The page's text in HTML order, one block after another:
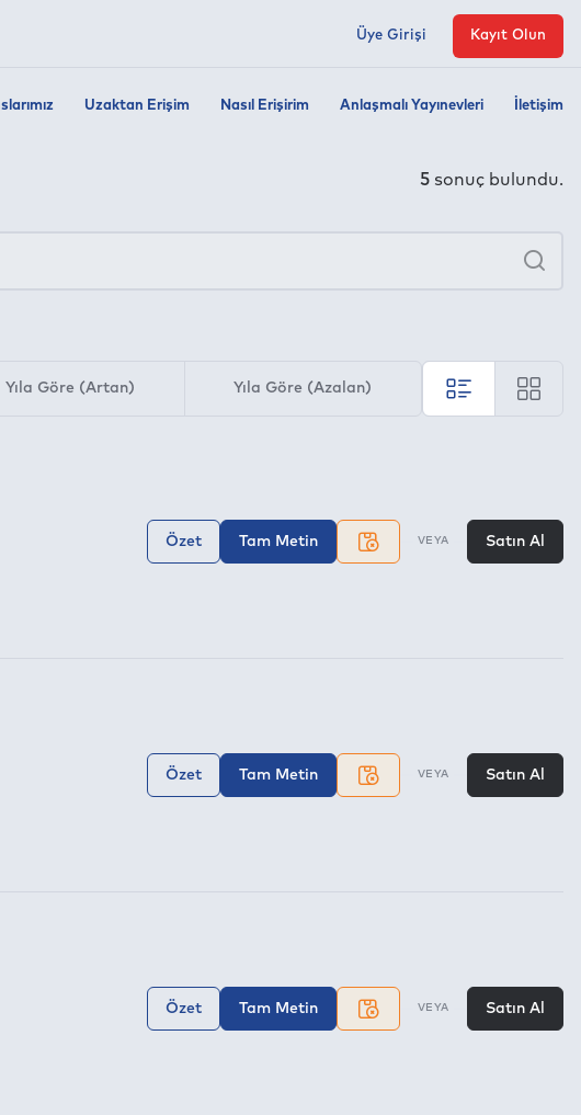
Uzaktan Erişim Nasıl Erişirim Anlaşmalı Yayınevleri İletişim
Üye Girişi Kayıt Olun
5 sonuç bulundu.
Ara
Yıla Göre (Artan) Yıla Göre (Azalan)
Özet Tam Metin VEYA Satın Al
Özet Tam Metin VEYA Satın Al
Özet Tam Metin VEYA Satın Al